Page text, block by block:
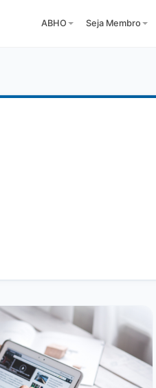
ABHO Seja Membro